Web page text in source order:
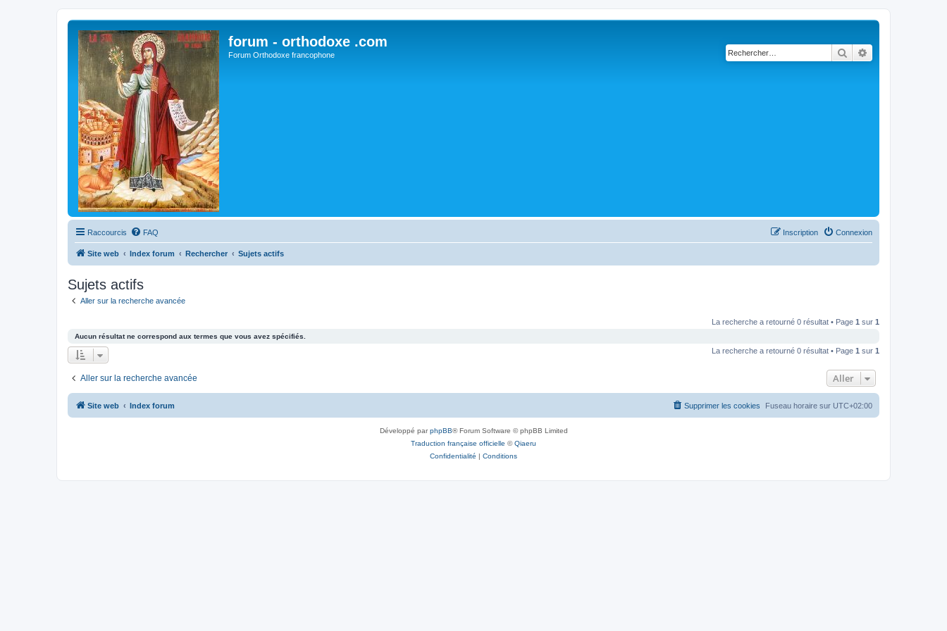
forum - orthodoxe .com
Forum Orthodoxe francophone Rechercher
Raccourcis FAQ Connexion
Inscription
Site web Index forum Rechercher Sujets actifs
Sujets actifs
Aller sur la recherche avancée
La recherche a retourné 0 résultat • Page 1 sur 1
Aucun résultat ne correspond aux termes que vous avez spécifiés.
La recherche a retourné 0 résultat • Page 1 sur 1
Aller sur la recherche avancée Aller
Site web Index forum Fuseau horaire sur UTC+02:00
Supprimer les cookies
Développé parphpBB® Forum Software © phpBB Limited
Traduction française officielle ©Qiaeru
Confidentialité | Conditions